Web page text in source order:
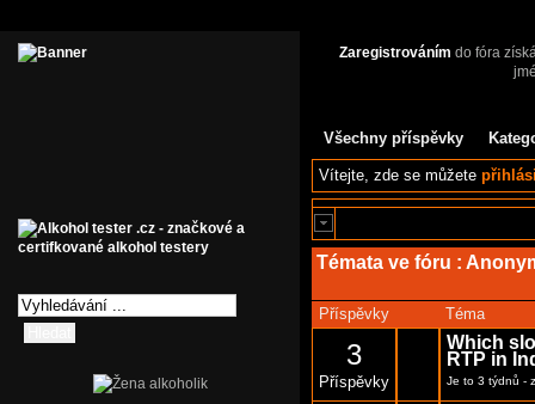
Zaregistrováním do fóra
Všechny příspěvky
Vítejte,zde se můžete
Témata ve fóru :
Příspěvky Téma
3
Příspěvky
Which
RTP in
Je to 3 týdnů-